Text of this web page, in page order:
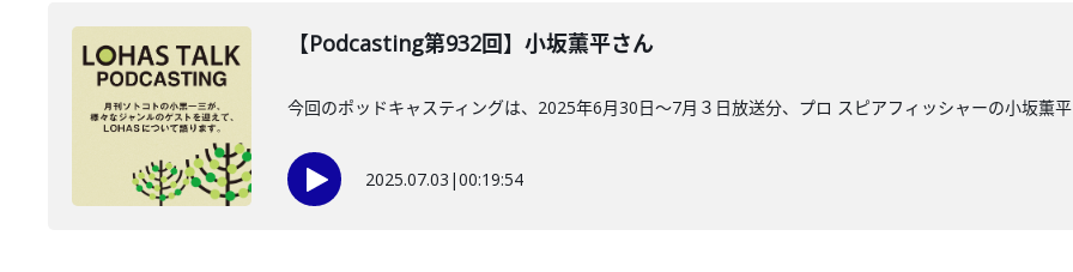
【Podcasting第932回】小坂薫平さん
今回のポッドキャスティングは、2025年6月30日～7月３日放送分、プロ スピアフィッシャーの小坂薫平
2025.07.03 |00:19:54